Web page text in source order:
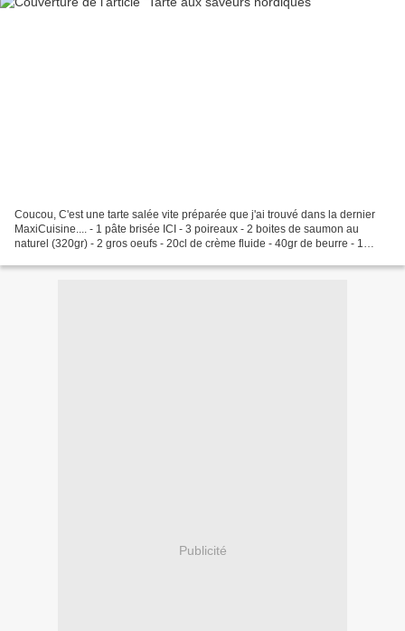
Coucou, C'est une tarte salée vite préparée que j'ai trouvé dans la dernier
MaxiCuisine.... - 1 pâte brisée ICI - 3 poireaux - 2 boites de saumon au
naturel (320gr) - 2 gros oeufs - 20cl de crème fluide - 40gr de beurre - 1
Publicité